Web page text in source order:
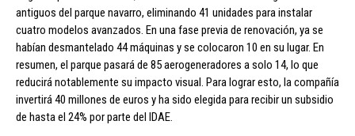
antiguos del parque navarro, eliminando 41 unidades para instalar
cuatro modelos avanzados. En una fase previa de renovación, ya se
habían desmantelado 44 máquinas y se colocaron 10 en su lugar. En
resumen, el parque pasará de 85 aerogeneradores a solo 14, lo que
reducirá notablemente su impacto visual. Para lograr esto, la compañía
invertirá 40 millones de euros y ha sido elegida para recibir un subsidio
de hasta el 24% por parte del IDAE.